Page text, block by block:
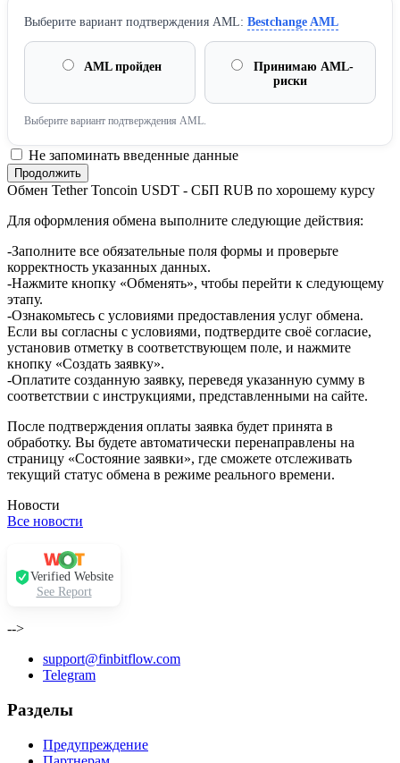
Выберите вариант подтверждения AML: Bestchange AML
AML пройден
Принимаю AML-
риски
Выберите вариант подтверждения AML.
Не запоминать введенные данные
Обмен Tether Toncoin USDT - СБП RUB по хорошему курсу
Для оформления обмена выполните следующие действия:
-Заполните все обязательные поля формы и проверьте
корректность указанных данных.
-Нажмите кнопку «Обменять», чтобы перейти к следующему
этапу.
-Ознакомьтесь с условиями предоставления услуг обмена.
Если вы согласны с условиями, подтвердите своё согласие,
установив отметку в соответствующем поле, и нажмите
кнопку «Создать заявку».
-Оплатите созданную заявку, переведя указанную сумму в
соответствии с инструкциями, представленными на сайте.
После подтверждения оплаты заявка будет принята в
обработку. Вы будете автоматически перенаправлены на
страницу «Состояние заявки», где сможете отслеживать
текущий статус обмена в режиме реального времени.
Новости
Все новости
Verified Website
See Report
-->
support@finbitflow.com
Telegram
Разделы
Предупреждение